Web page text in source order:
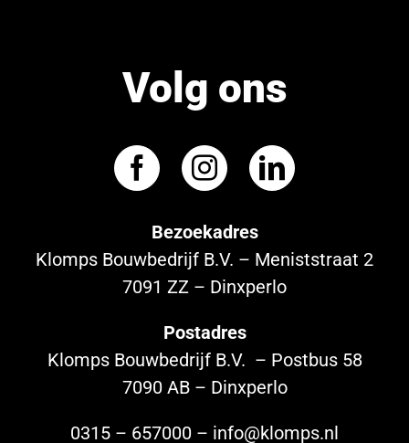
Volg ons
Bezoekadres
Klomps Bouwbedrijf B.V. – Meniststraat 2
7091 ZZ – Dinxperlo
Postadres
Klomps Bouwbedrijf B.V. – Postbus 58
7090 AB – Dinxperlo
0315 – 657000 – info@klomps.nl